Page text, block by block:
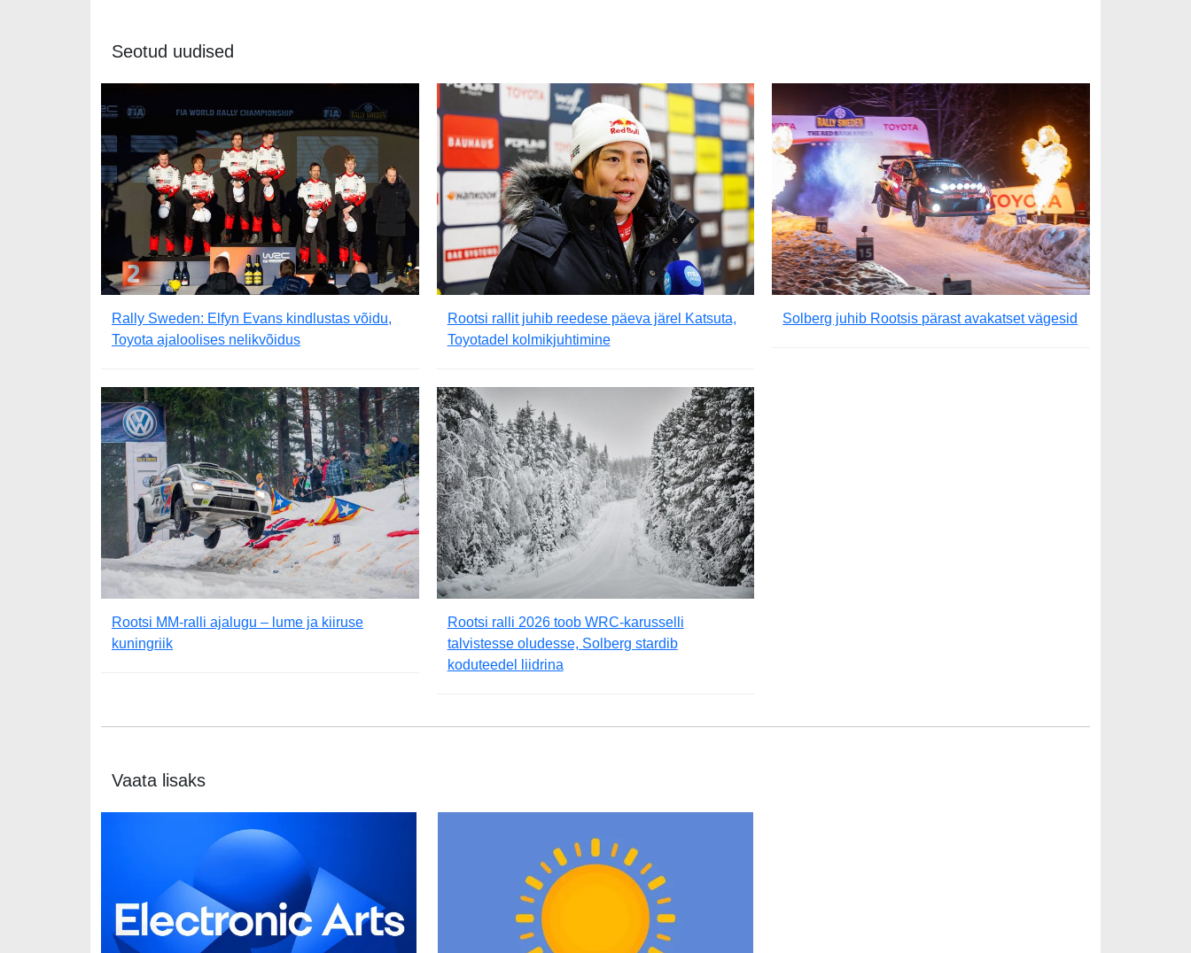
Seotud uudised
Rally Sweden: Elfyn Evans kindlustas võidu,
Toyota ajaloolises nelikvõidus
Rootsi rallit juhib reedese päeva järel Katsuta,
Toyotadel kolmikjuhtimine
Solberg juhib Rootsis pärast avakatset vägesid
Rootsi MM-ralli ajalugu – lume ja kiiruse
kuningriik
Rootsi ralli 2026 toob WRC-karusselli
talvistesse oludesse, Solberg stardib
koduteedel liidrina
Vaata lisaks